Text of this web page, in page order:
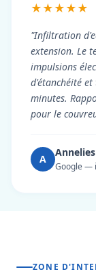
★★★★★
"Infiltration
extension. Le
impulsions
d'étanchéité
minutes.
pour le
A
Annelies
Google —
ZONE